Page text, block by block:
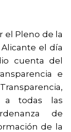
el Pleno de la
el día
cuenta del
e
a todas las
de
de la